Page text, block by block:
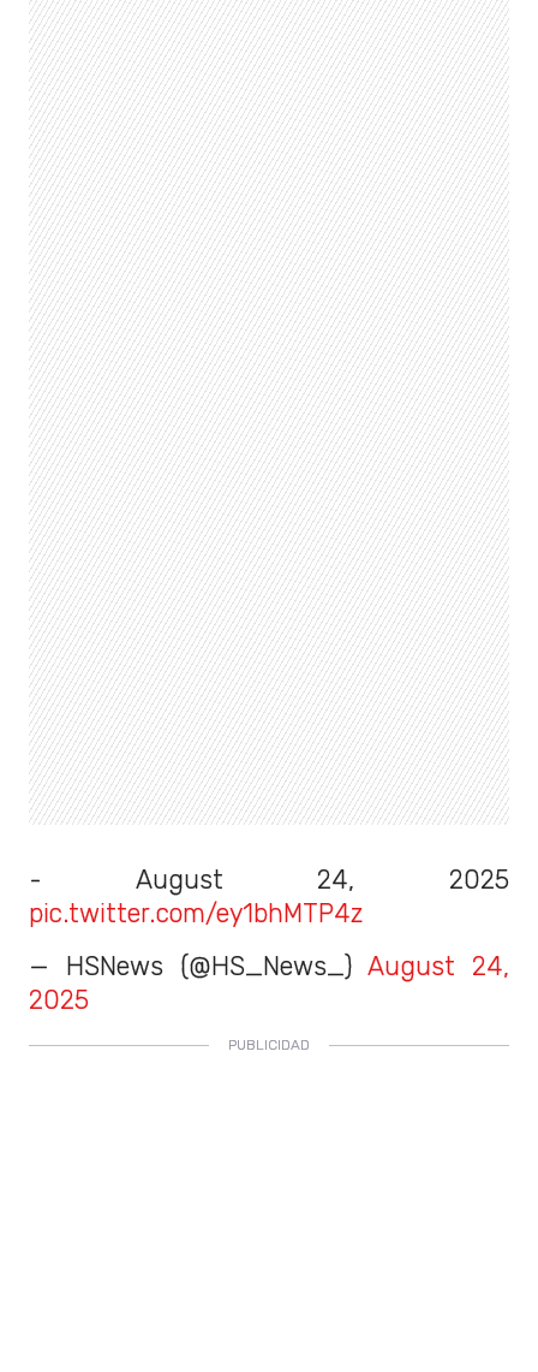
- August 24, 2025
pic.twitter.com/ey1bhMTP4z
— HSNews (@HS_News_) August 24,
2025